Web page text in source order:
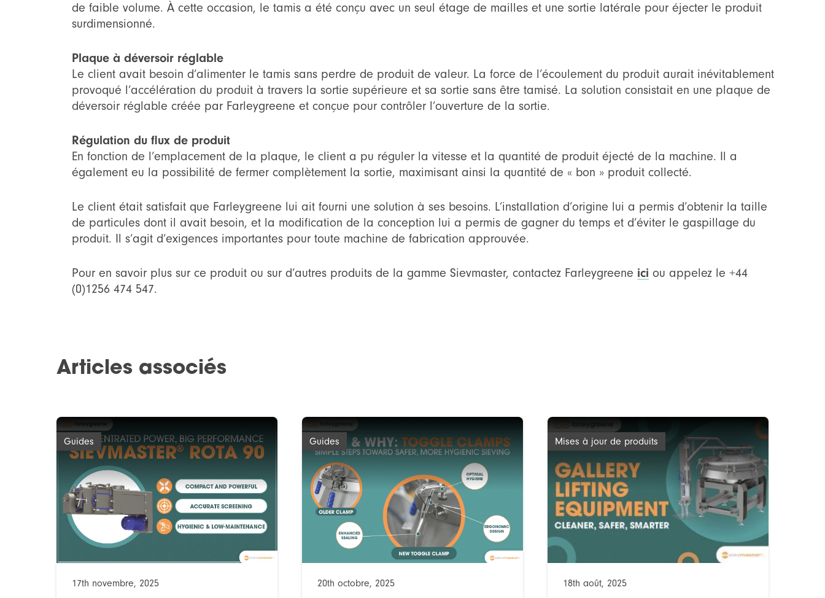
de faible volume. À cette occasion, le tamis a été conçu avec un seul étage de mailles et une sortie latérale pour éjecter le produit
surdimensionné.
Plaque à déversoir réglable
Le client avait besoin d’alimenter le tamis sans perdre de produit de valeur. La force de l’écoulement du produit aurait inévitablement
provoqué l’accélération du produit à travers la sortie supérieure et sa sortie sans être tamisé. La solution consistait en une plaque de
déversoir réglable créée par Farleygreene et conçue pour contrôler l’ouverture de la sortie.
Régulation du flux de produit
En fonction de l’emplacement de la plaque, le client a pu réguler la vitesse et la quantité de produit éjecté de la machine. Il a
également eu la possibilité de fermer complètement la sortie, maximisant ainsi la quantité de « bon » produit collecté.
Le client était satisfait que Farleygreene lui ait fourni une solution à ses besoins. L’installation d’origine lui a permis d’obtenir la taille
de particules dont il avait besoin, et la modification de la conception lui a permis de gagner du temps et d’éviter le gaspillage du
produit. Il s’agit d’exigences importantes pour toute machine de fabrication approuvée.
Pour en savoir plus sur ce produit ou sur d’autres produits de la gamme Sievmaster, contactez Farleygreene ici ou appelez le +44
(0)1256 474 547.
Articles associés
Guides
17th novembre, 2025
Guides
20th octobre, 2025
Mises à jour de produits
18th août, 2025